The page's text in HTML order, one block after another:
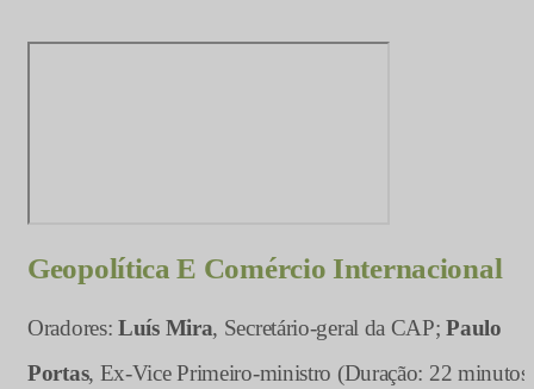
Geopolítica E Comércio Internacional
Oradores: Luís Mira, Secretário-geral da CAP;Paulo
Portas, Ex-Vice Primeiro-ministro (Duração: 22